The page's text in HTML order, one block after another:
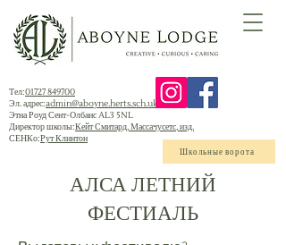
Тел:01727 849700
Эл. адрес:admin@aboyne.herts.sch.uk
Этна Роуд Сент-Олбанс AL3 5NL
Директор школы:Кейт Смитард, Массачусетс, изд.
СЕНКо:Рут Клинтон
Школьные ворота
АЛСА ЛЕТНИЙ
ФЕСТИАЛЬ